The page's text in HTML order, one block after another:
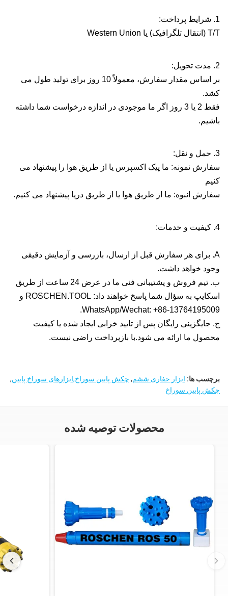
1. شرایط پرداخت:
T/T (انتقال تلگرافیک) یا Western Union
2. مدت تحویل:
بر اساس مقدار سفارش، معمولاً 10 روز برای تولید طول می
کشد.
فقط 2 یا 3 روز اگر ما موجودی در اندازه درخواست شما داشته
باشیم.
3. حمل و نقل:
سفارش نمونه: ما پیک اکسپرس یا از طریق هوا را پیشنهاد می
کنیم
سفارش انبوه: ما از طریق هوا یا از طریق دریا پیشنهاد می کنیم.
4. کیفیت و خدمات:
A. برای هر سفارش قبل از ارسال، بازرسی و آزمایش دقیقی
وجود خواهد داشت.
ب. تیم فروش و پشتیبانی فنی ما در عرض 24 ساعت از طریق
اسکایپ به سؤال شما پاسخ خواهند داد: ROSCHEN.TOOL و
WhatsApp/Wechat: +86-13764195009.
ج. جایگزینی رایگان پس از تایید خرابی ایجاد شده یا کیفیت
محصول ما ارائه می شود.با بازپرداخت راضی نیست.
برچسب ها: ابزار حفاری ششم, چکش پایین سوراخ,ابزارهای سوراخ پایین,
چکش پایین سوراخ
محصولات توصیه شده